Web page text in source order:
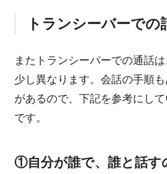
トランシーバーでの
またトランシーバーでの通話
少し異なります。会話の手順
があるので、下記を参考にし
です。
①自分が誰で、誰と話す